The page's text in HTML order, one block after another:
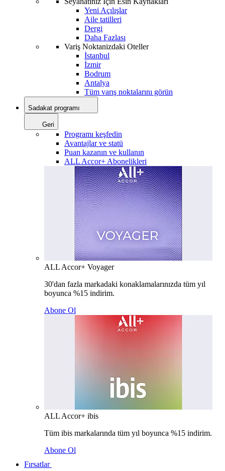
Yeni Açılışlar
Aile tatilleri
Dergi
Daha Fazlası
Variş Noktanizdaki Oteller
İstanbul
İzmir
Bodrum
Antalya
Tüm varış noktalarını görün
Sadakat programı
Geri
Programı keşfedin
Avantajlar ve statü
Puan kazanın ve kullanın
ALL Accor+ Abonelikleri
ALL Accor+ Voyager
30'dan fazla markadaki konaklamalarınızda tüm yıl
boyunca %15 indirim.
Abone Ol
ALL Accor+ ibis
Tüm ibis markalarında tüm yıl boyunca %15 indirim.
Abone Ol
Fırsatlar